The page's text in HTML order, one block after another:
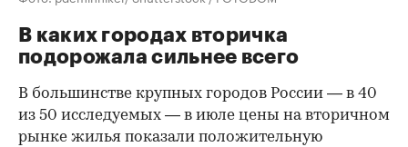
В каких городах вторичка
подорожала сильнее всего
В большинстве крупных городов России — в 40
из 50 исследуемых — в июле цены на вторичном
рынке жилья показали положительную